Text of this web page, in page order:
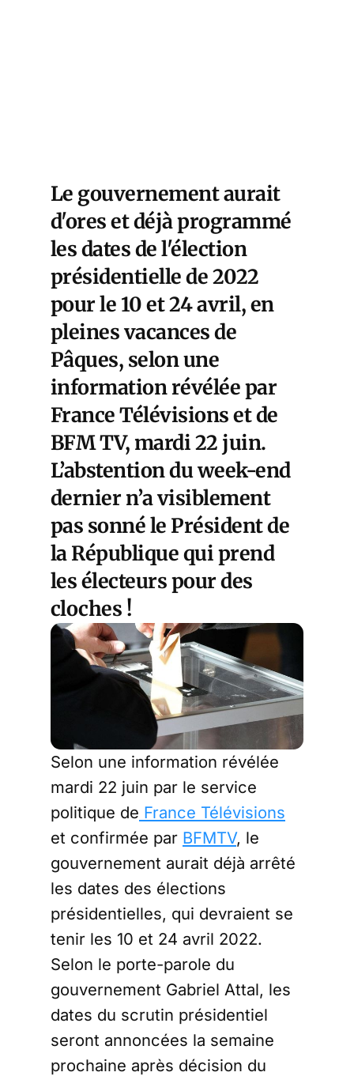
Le gouvernement aurait
d'ores et déjà programmé
les dates de l'élection
présidentielle de 2022
pour le 10 et 24 avril, en
pleines vacances de
Pâques, selon une
information révélée par
France Télévisions et de
BFM TV, mardi 22 juin.
L’abstention du week-end
dernier n’a visiblement
pas sonné le Président de
la République qui prend
les électeurs pour des
cloches !
Selon une information révélée
mardi 22 juin par le service
politique de France Télévisions
et confirmée par BFMTV, le
gouvernement aurait déjà arrêté
les dates des élections
présidentielles, qui devraient se
tenir les 10 et 24 avril 2022.
Selon le porte-parole du
gouvernement Gabriel Attal, les
dates du scrutin présidentiel
seront annoncées la semaine
prochaine après décision du